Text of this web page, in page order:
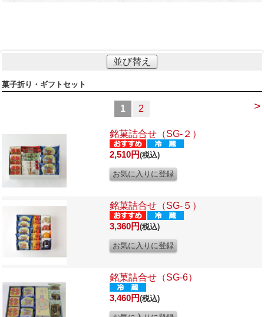
並び替え
菓子折り・ギフトセット
>
1 2
銘菓詰合せ（SG-２）
2,510円(税込)
銘菓詰合せ（SG-５）
3,360円(税込)
銘菓詰合せ（SG-6）
3,460円(税込)